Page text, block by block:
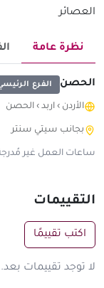
العصائر
نظرة عامة
الحصن الفرع
الأردن › اربد › الحصن
بجانب سيتي سنتر
ساعات العمل غير
التقييمات
اكتب تقييمًا
لا توجد تقييمات